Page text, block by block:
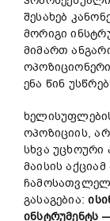
შესახებ
მორიგი
მიმართ
ენა წინ
ოპოზიციის,
სხვა
მაისის
გასაგებია:
ინსტრუმენტს